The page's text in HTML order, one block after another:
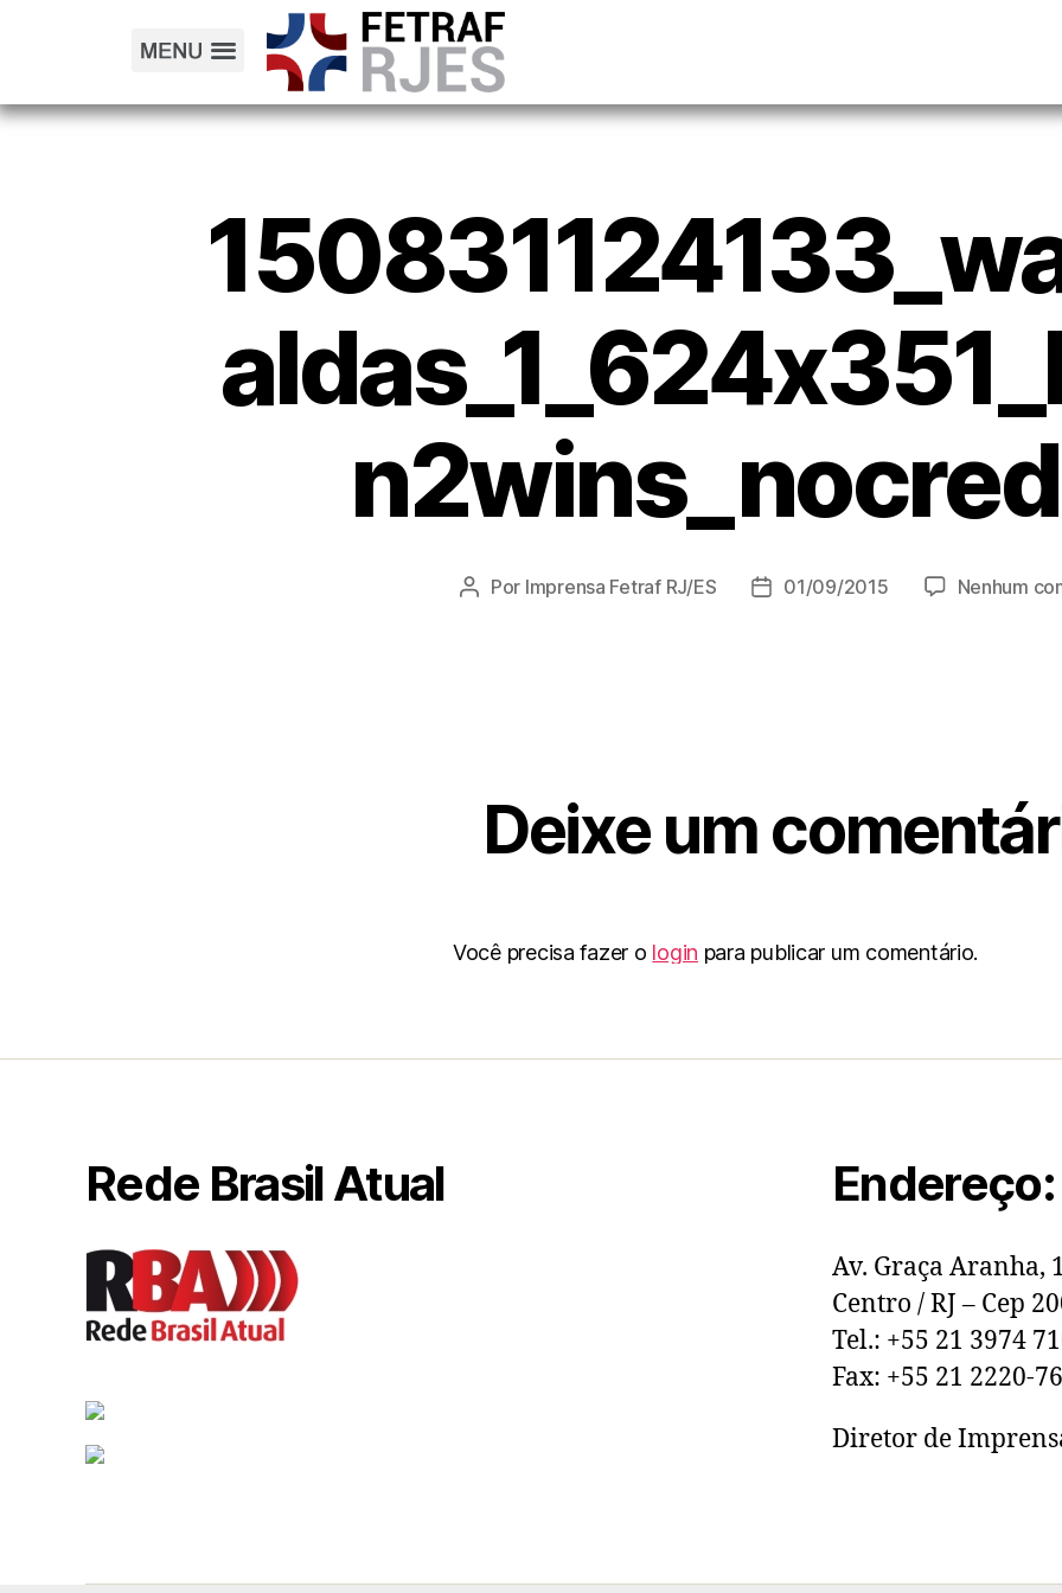
Por Imprensa Fetraf RJ/ES 01/09/2015 Nenhum
Deixe um
Você precisa fazer o login para publicar um comentário.
Rede Brasil Atual Endereço:
Av. Graça Aranha,
Centro / RJ – Cep
Tel.: +55 21 3974
Fax: +55 21 2220-
Diretor de